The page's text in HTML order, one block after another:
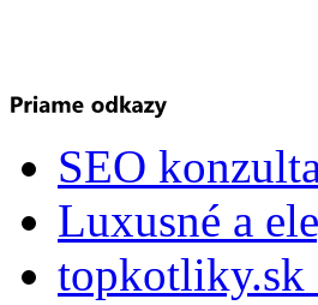
SEO
Luxusné a
topkotliky.sk